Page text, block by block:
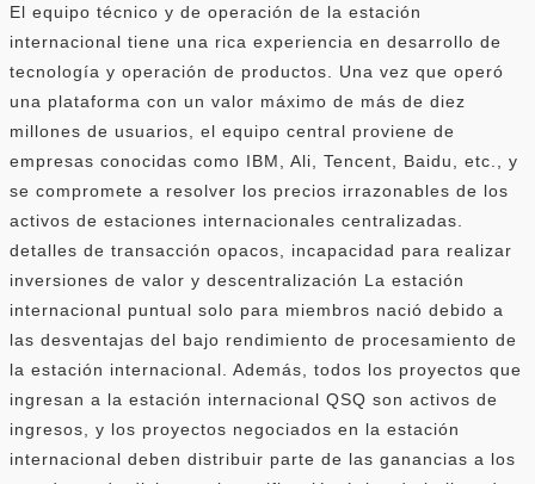
El equipo técnico y de operación de la estación
internacional tiene una rica experiencia en desarrollo de
tecnología y operación de productos. Una vez que operó
una plataforma con un valor máximo de más de diez
millones de usuarios, el equipo central proviene de
empresas conocidas como IBM, Ali, Tencent, Baidu, etc., y
se compromete a resolver los precios irrazonables de los
activos de estaciones internacionales centralizadas.
detalles de transacción opacos, incapacidad para realizar
inversiones de valor y descentralización La estación
internacional puntual solo para miembros nació debido a
las desventajas del bajo rendimiento de procesamiento de
la estación internacional. Además, todos los proyectos que
ingresan a la estación internacional QSQ son activos de
ingresos, y los proyectos negociados en la estación
internacional deben distribuir parte de las ganancias a los